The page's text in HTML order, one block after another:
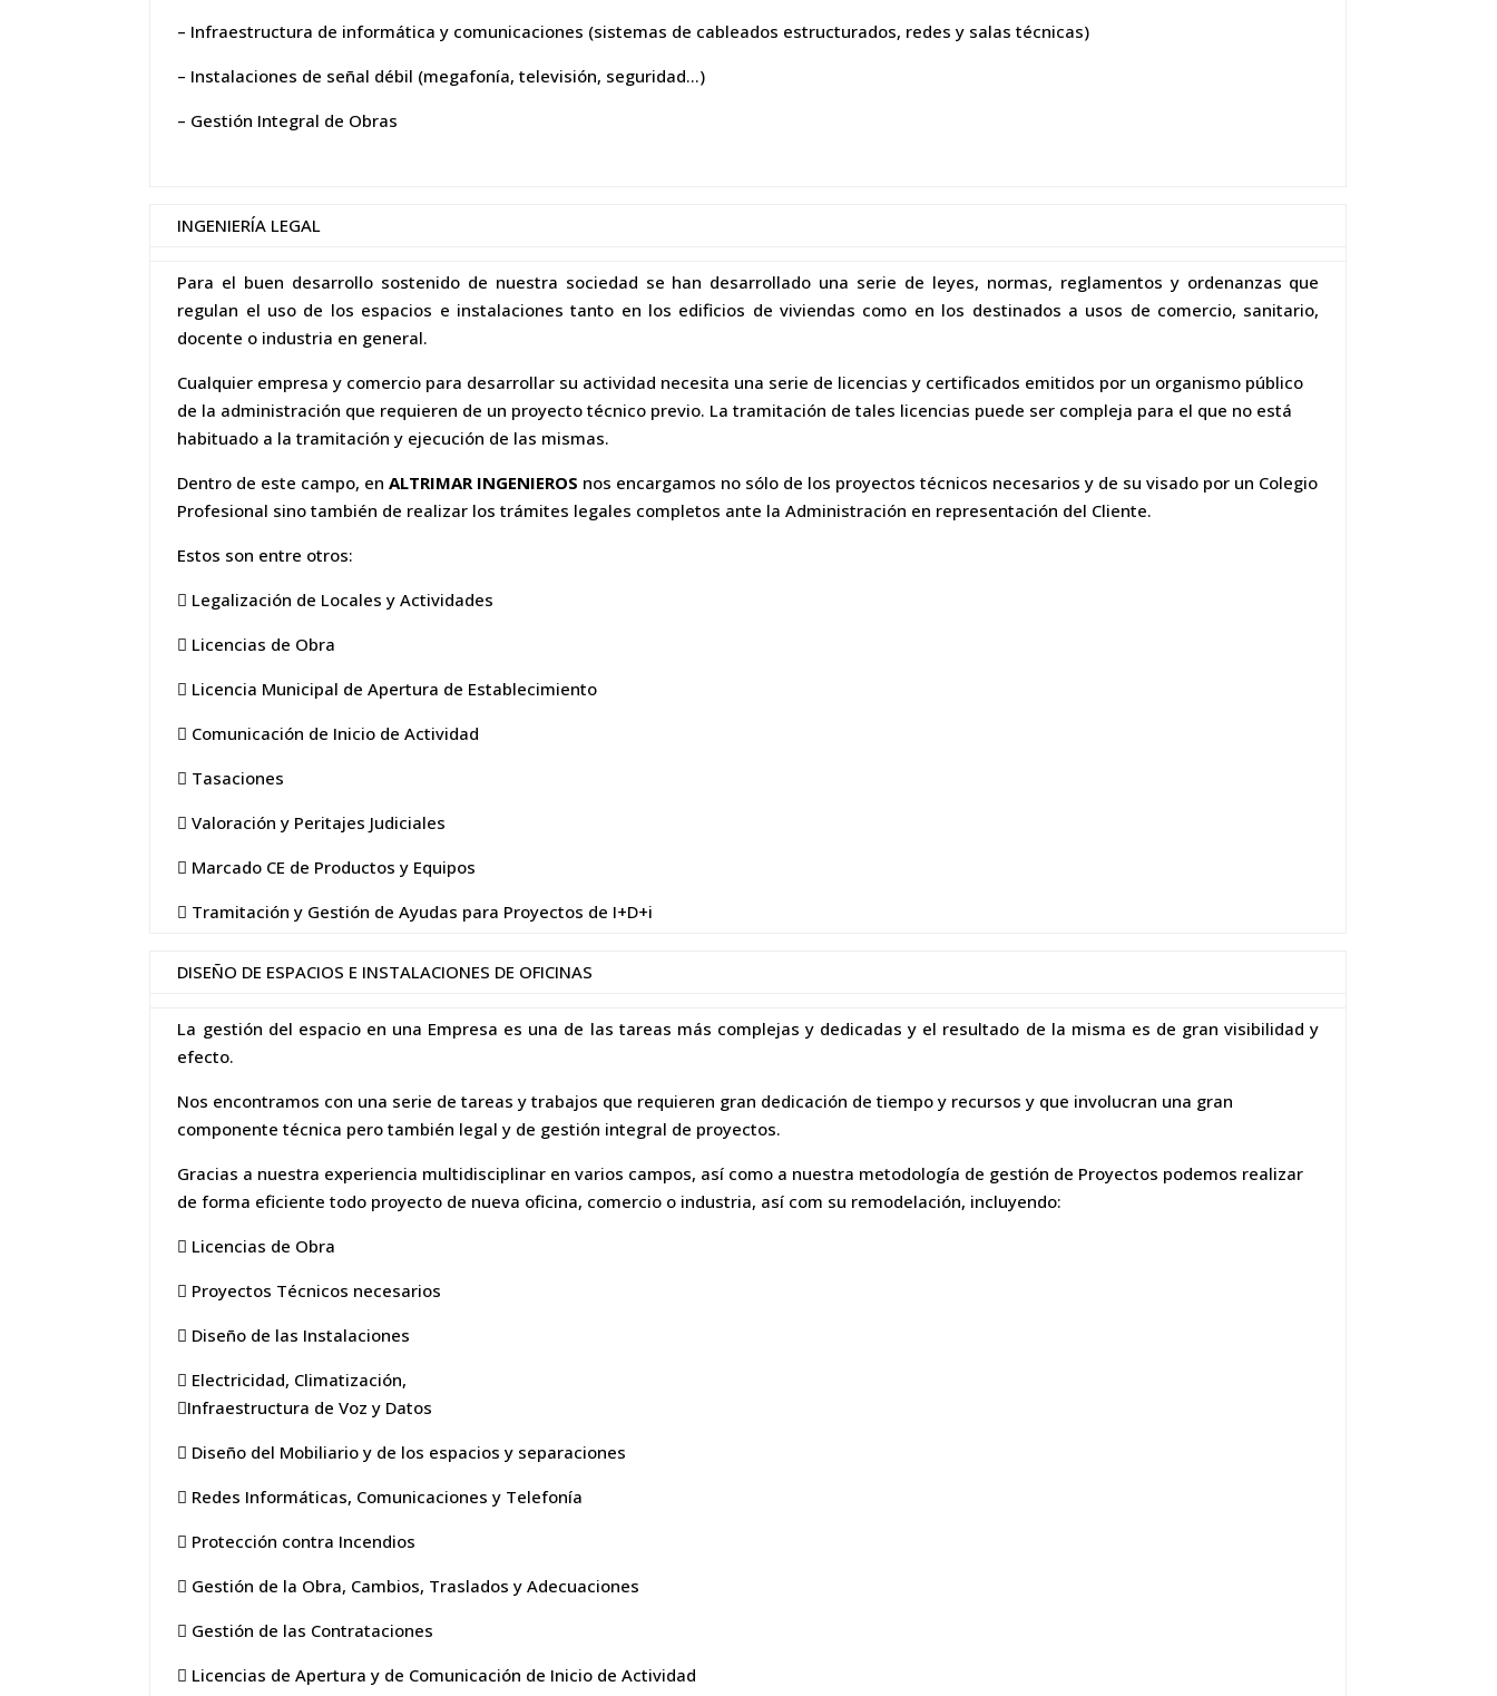
– Infraestructura de informática y comunicaciones (sistemas de cableados estructurados, redes y salas técnicas)
– Instalaciones de señal débil (megafonía, televisión, seguridad…)
– Gestión Integral de Obras
INGENIERÍA LEGAL
Para el buen desarrollo sostenido de nuestra sociedad se han desarrollado una serie de leyes, normas, reglamentos y ordenanzas que
regulan el uso de los espacios e instalaciones tanto en los edificios de viviendas como en los destinados a usos de comercio, sanitario,
docente o industria en general.
Cualquier empresa y comercio para desarrollar su actividad necesita una serie de licencias y certificados emitidos por un organismo público
de la administración que requieren de un proyecto técnico previo. La tramitación de tales licencias puede ser compleja para el que no está
habituado a la tramitación y ejecución de las mismas.
Dentro de este campo, en ALTRIMAR INGENIEROS nos encargamos no sólo de los proyectos técnicos necesarios y de su visado por un Colegio
Profesional sino también de realizar los trámites legales completos ante la Administración en representación del Cliente.
Estos son entre otros:
 Legalización de Locales y Actividades
 Licencias de Obra
 Licencia Municipal de Apertura de Establecimiento
 Comunicación de Inicio de Actividad
 Tasaciones
 Valoración y Peritajes Judiciales
 Marcado CE de Productos y Equipos
 Tramitación y Gestión de Ayudas para Proyectos de I+D+i
DISEÑO DE ESPACIOS E INSTALACIONES DE OFICINAS
La gestión del espacio en una Empresa es una de las tareas más complejas y dedicadas y el resultado de la misma es de gran visibilidad y
efecto.
Nos encontramos con una serie de tareas y trabajos que requieren gran dedicación de tiempo y recursos y que involucran una gran
componente técnica pero también legal y de gestión integral de proyectos.
Gracias a nuestra experiencia multidisciplinar en varios campos, así como a nuestra metodología de gestión de Proyectos podemos realizar
de forma eficiente todo proyecto de nueva oficina, comercio o industria, así com su remodelación, incluyendo:
 Licencias de Obra
 Proyectos Técnicos necesarios
 Diseño de las Instalaciones
 Electricidad, Climatización,
Infraestructura de Voz y Datos
 Diseño del Mobiliario y de los espacios y separaciones
 Redes Informáticas, Comunicaciones y Telefonía
 Protección contra Incendios
 Gestión de la Obra, Cambios, Traslados y Adecuaciones
 Gestión de las Contrataciones
 Licencias de Apertura y de Comunicación de Inicio de Actividad